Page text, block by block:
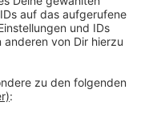
obwohl der
begonnen hat.
professionell durch
nicht immer
sie hat leider keine
muss man